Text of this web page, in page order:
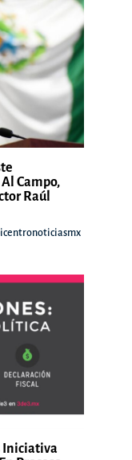
Campo,
Raúl
Iniciativa